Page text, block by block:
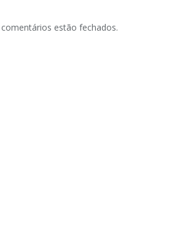
comentários estão fechados.